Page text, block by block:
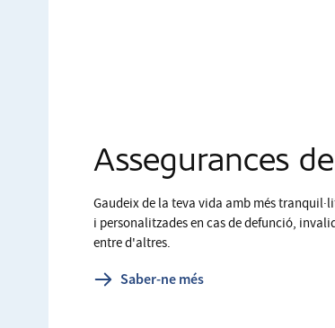
Assegurances
Gaudeix de la teva vida amb més
i personalitzades en cas de defunció,
entre d'altres.
Saber-ne més